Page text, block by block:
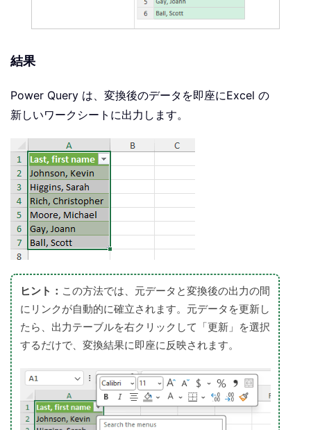
結果
Power Query は、変換後のデータを即座にExcel の
新しいワークシートに出力します。
ヒント： この方法では、元データと変換後の出力の間
にリンクが自動的に確立されます。元データを更新し
たら、出力テーブルを右クリックして「更新」を選択
するだけで、変換結果に即座に反映されます。